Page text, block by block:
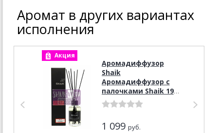
Аромат в других вариантах
исполнения
Акция
Аромадиффузор
Shaik
Аромадиффузор с
палочками Shaik 19
Chanel Bleu De Chanel
100 ml
1 099 руб.